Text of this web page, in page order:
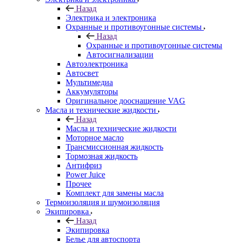
Назад
Электрика и электроника
Охранные и противоугонные системы
Назад
Охранные и противоугонные системы
Автосигнализации
Автоэлектроника
Автосвет
Мультимедиа
Аккумуляторы
Оригинальное дооснащение VAG
Масла и технические жидкости
Назад
Масла и технические жидкости
Моторное масло
Трансмиссионная жидкость
Тормозная жидкость
Антифриз
Power Juice
Прочее
Комплект для замены масла
Термоизоляция и шумоизоляция
Экипировка
Назад
Экипировка
Белье для автоспорта